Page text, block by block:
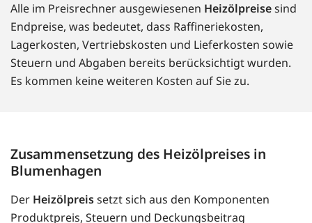
Alle im Preisrechner ausgewiesenen Heizölpreisesind
Endpreise, was bedeutet, dass Raffineriekosten,
Lagerkosten, Vertriebskosten und Lieferkosten sowie
Steuern und Abgaben bereits berücksichtigt wurden.
Es kommen keine weiteren Kosten auf Sie zu.
Zusammensetzung des Heizölpreises in
Blumenhagen
Der Heizölpreissetzt sich aus den Komponenten
Produktpreis, Steuern und Deckungsbeitrag